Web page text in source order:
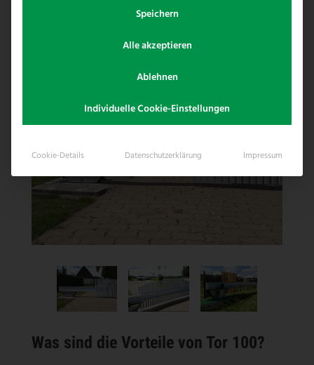
Was sind die Vorteile von Tor 100?
Speichern
Alle akzeptieren
Ablehnen
Individuelle Cookie-Einstellungen
Cookie-Details Datenschutzerklärung Impressum